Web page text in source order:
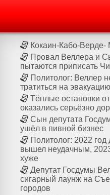
Кокаин-Кабо-Верде-
Провал Веллера и
пытаются приписать
Политолог: Веллер
тратиться на
Тёплые остановки
оказались серьёзно
Сын депутата
ушёл в пивной бизнес
Политолог: 2022
вышел неудачным,
хуже
Депутат Госдумы
сигарный лаунж на
городов